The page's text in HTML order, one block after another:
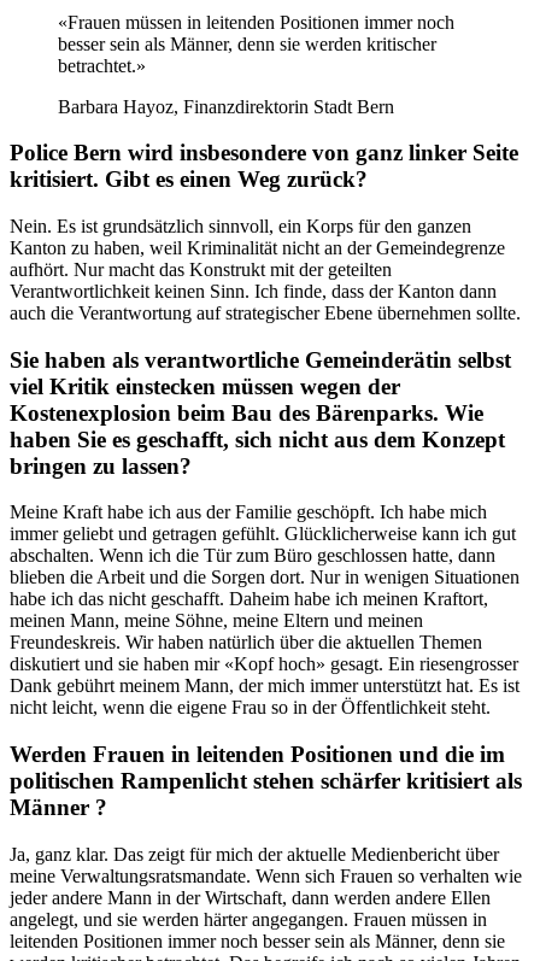
«Frauen müssen in leitenden Positionen immer noch
besser sein als Männer, denn sie werden kritischer
betrachtet.»
Barbara Hayoz, Finanzdirektorin Stadt Bern
Police Bern wird insbesondere von ganz linker Seite
kritisiert. Gibt es einen Weg zurück?
Nein. Es ist grundsätzlich sinnvoll, ein Korps für den ganzen
Kanton zu haben, weil Kriminalität nicht an der Gemeindegrenze
aufhört. Nur macht das Konstrukt mit der geteilten
Verantwortlichkeit keinen Sinn. Ich finde, dass der Kanton dann
auch die Verantwortung auf strategischer Ebene übernehmen sollte.
Sie haben als verantwortliche Gemeinderätin selbst
viel Kritik einstecken müssen wegen der
Kostenexplosion beim Bau des Bärenparks. Wie
haben Sie es geschafft, sich nicht aus dem Konzept
bringen zu lassen?
Meine Kraft habe ich aus der Familie geschöpft. Ich habe mich
immer geliebt und getragen gefühlt. Glücklicherweise kann ich gut
abschalten. Wenn ich die Tür zum Büro geschlossen hatte, dann
blieben die Arbeit und die Sorgen dort. Nur in wenigen Situationen
habe ich das nicht geschafft. Daheim habe ich meinen Kraftort,
meinen Mann, meine Söhne, meine Eltern und meinen
Freundeskreis. Wir haben natürlich über die aktuellen Themen
diskutiert und sie haben mir «Kopf hoch» gesagt. Ein riesengrosser
Dank gebührt meinem Mann, der mich immer unterstützt hat. Es ist
nicht leicht, wenn die eigene Frau so in der Öffentlichkeit steht.
Werden Frauen in leitenden Positionen und die im
politischen Rampenlicht stehen schärfer kritisiert als
Männer ?
Ja, ganz klar. Das zeigt für mich der aktuelle Medienbericht über
meine Verwaltungsratsmandate. Wenn sich Frauen so verhalten wie
jeder andere Mann in der Wirtschaft, dann werden andere Ellen
angelegt, und sie werden härter angegangen. Frauen müssen in
leitenden Positionen immer noch besser sein als Männer, denn sie